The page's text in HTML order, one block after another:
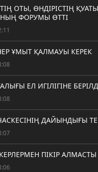
ОТЫ, ӨНДІРІСТІҢ
ФОРУМЫ ӨТТІ
ҰМЫТ ҚАЛМАУЫ КЕРЕК
ЕЛ ИГІЛІГІНЕ
ДАЙЫНДЫҒЫ
ПІКІР АЛМАСТЫ